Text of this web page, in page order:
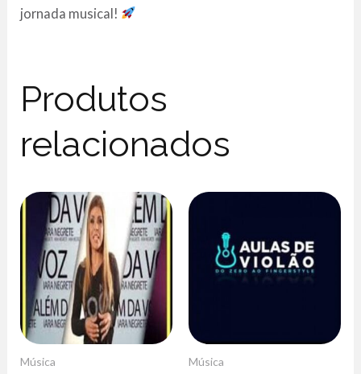
jornada musical!
Produtos
relacionados
Música Música